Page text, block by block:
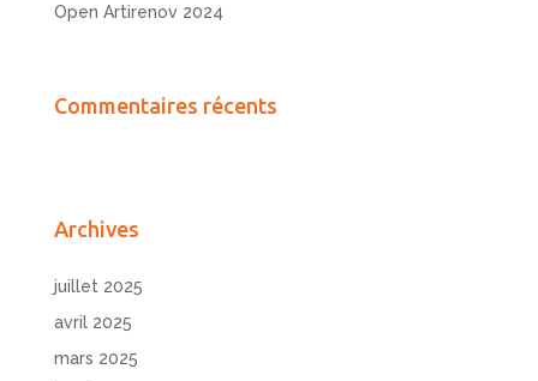
Open Artirenov 2024
Commentaires récents
Archives
juillet 2025
avril 2025
mars 2025